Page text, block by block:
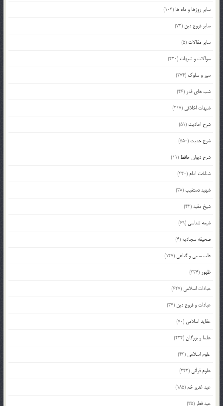
سایر روزها و ماه ها (103)
سایر فروع دین (72)
سایر مقالات (5)
سوالات و شبهات (420)
سیر و سلوک (274)
شب های قدر (46)
شبهات اخلاقی (217)
شرح احادیث (51)
شرح حدیث (550)
شرح دیوان حافظ (11)
شناخت امام (440)
شهید دستغیب(38)
شیخ مفید(42)
شیعه شناسی (69)
صحیفه سجادیه (4)
طب سنتی و گیاهی (147)
ظهور (334)
عبادات اسلامی (627)
عبادات و فروع دین (34)
عقاید اسلامی (70)
علما و بزرگان(224)
علوم اسلامی (43)
علوم قرآنی (343)
عید غدیر خم(185)
عید فطر (35)